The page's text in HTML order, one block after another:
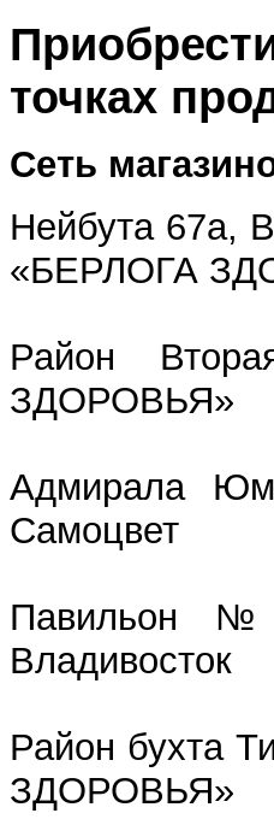
точках
Сеть
Нейбута 67а,
«БЕРЛОГА
Район
ЗДОРОВЬЯ»
Адмирала
Самоцвет
Павильон
Владивосток
Район бухта
ЗДОРОВЬЯ»